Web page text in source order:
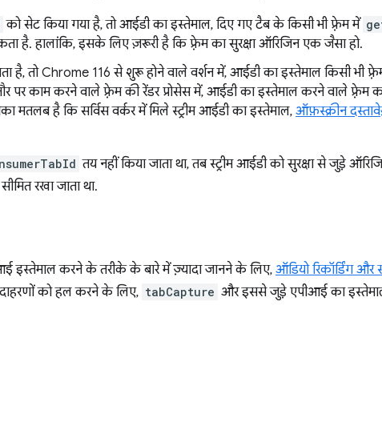
को सेट किया गया है, तो आईडी का इस्तेमाल, दिए गए टैब के किसी भी फ़्रेम में
है. हालांकि, इसके लिए ज़रूरी है कि फ़्रेम का सुरक्षा ऑरिजिन एक जैसा हो.
है, तो Chrome 116 से शुरू होने वाले वर्शन में, आईडी का इस्तेमाल किसी भी
पर काम करने वाले फ़्रेम की रेंडर प्रोसेस में, आईडी का इस्तेमाल करने वाले फ़्रेम
मतलब है कि सर्विस वर्कर में मिले स्ट्रीम आईडी का इस्तेमाल, ऑफ़स्क्रीन
तय नहीं किया जाता था, तब स्ट्रीम आईडी को सुरक्षा से जुड़े
रखा जाता था.
इस्तेमाल करने के तरीके के बारे में ज़्यादा जानने के लिए, ऑडियो रिकॉर्डिंग और
को हल करने के लिए, tabCapture और इससे जुड़े एपीआई का